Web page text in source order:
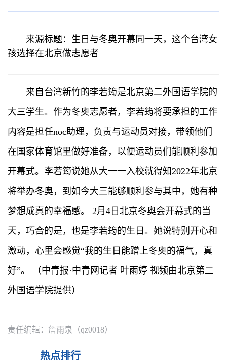
来源标题：生日与冬奥开幕同一天，这个台湾女
孩选择在北京做志愿者
来自台湾新竹的李若筠是北京第二外国语学院的
大三学生。作为冬奥志愿者，李若筠将要承担的工作
内容是担任noc助理，负责与运动员对接，带领他们
在国家体育馆里做好准备，以便运动员们能顺利参加
开幕式。李若筠说她从大一一入校就得知2022年北京
将举办冬奥，到如今大三能够顺利参与其中，她有种
梦想成真的幸福感。 2月4日北京冬奥会开幕式的当
天，巧合的是，也是李若筠的生日。她说特别开心和
激动，心里会感觉“我的生日能蹭上冬奥的福气，真
好”。 （中青报·中青网记者 叶雨婷 视频由北京第二
外国语学院提供）
责任编辑：詹雨泉（qz0018）
热点排行